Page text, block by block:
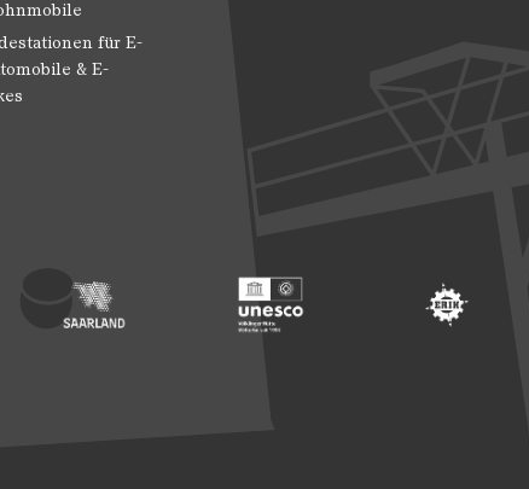
für E-
& E-